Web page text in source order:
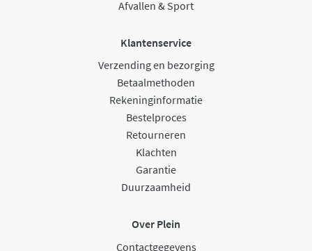
Afvallen & Sport
Klantenservice
Verzending en bezorging
Betaalmethoden
Rekeninginformatie
Bestelproces
Retourneren
Klachten
Garantie
Duurzaamheid
Over Plein
Contactgegevens